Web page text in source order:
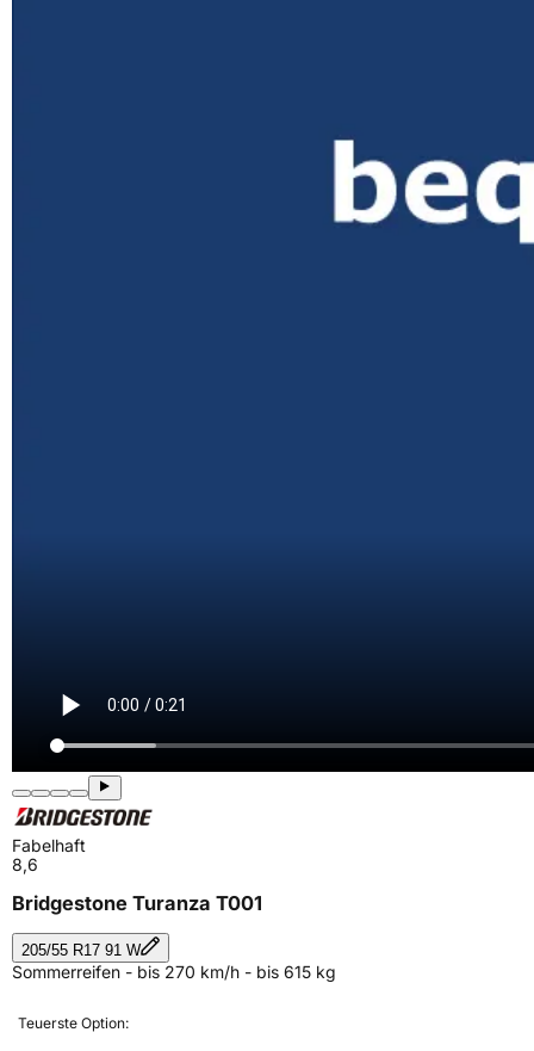
Fabelhaft
8,6
Bridgestone Turanza T001
205/55 R17 91 W
Sommerreifen - bis 270 km/h - bis 615 kg
Teuerste Option: